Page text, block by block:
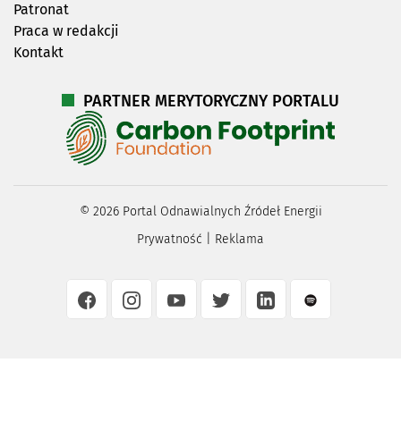
Patronat
Praca w redakcji
Kontakt
PARTNER MERYTORYCZNY PORTALU
© 2026Portal Odnawialnych Źródeł Energii
Prywatność
Reklama